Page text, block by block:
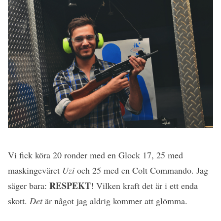
Vi fick köra 20 ronder med en Glock 17, 25 med
maskingeväret Uzi och 25 med en Colt Commando. Jag
säger bara: RESPEKT! Vilken kraft det är i ett enda
skott. Detär något jag aldrig kommer att glömma.